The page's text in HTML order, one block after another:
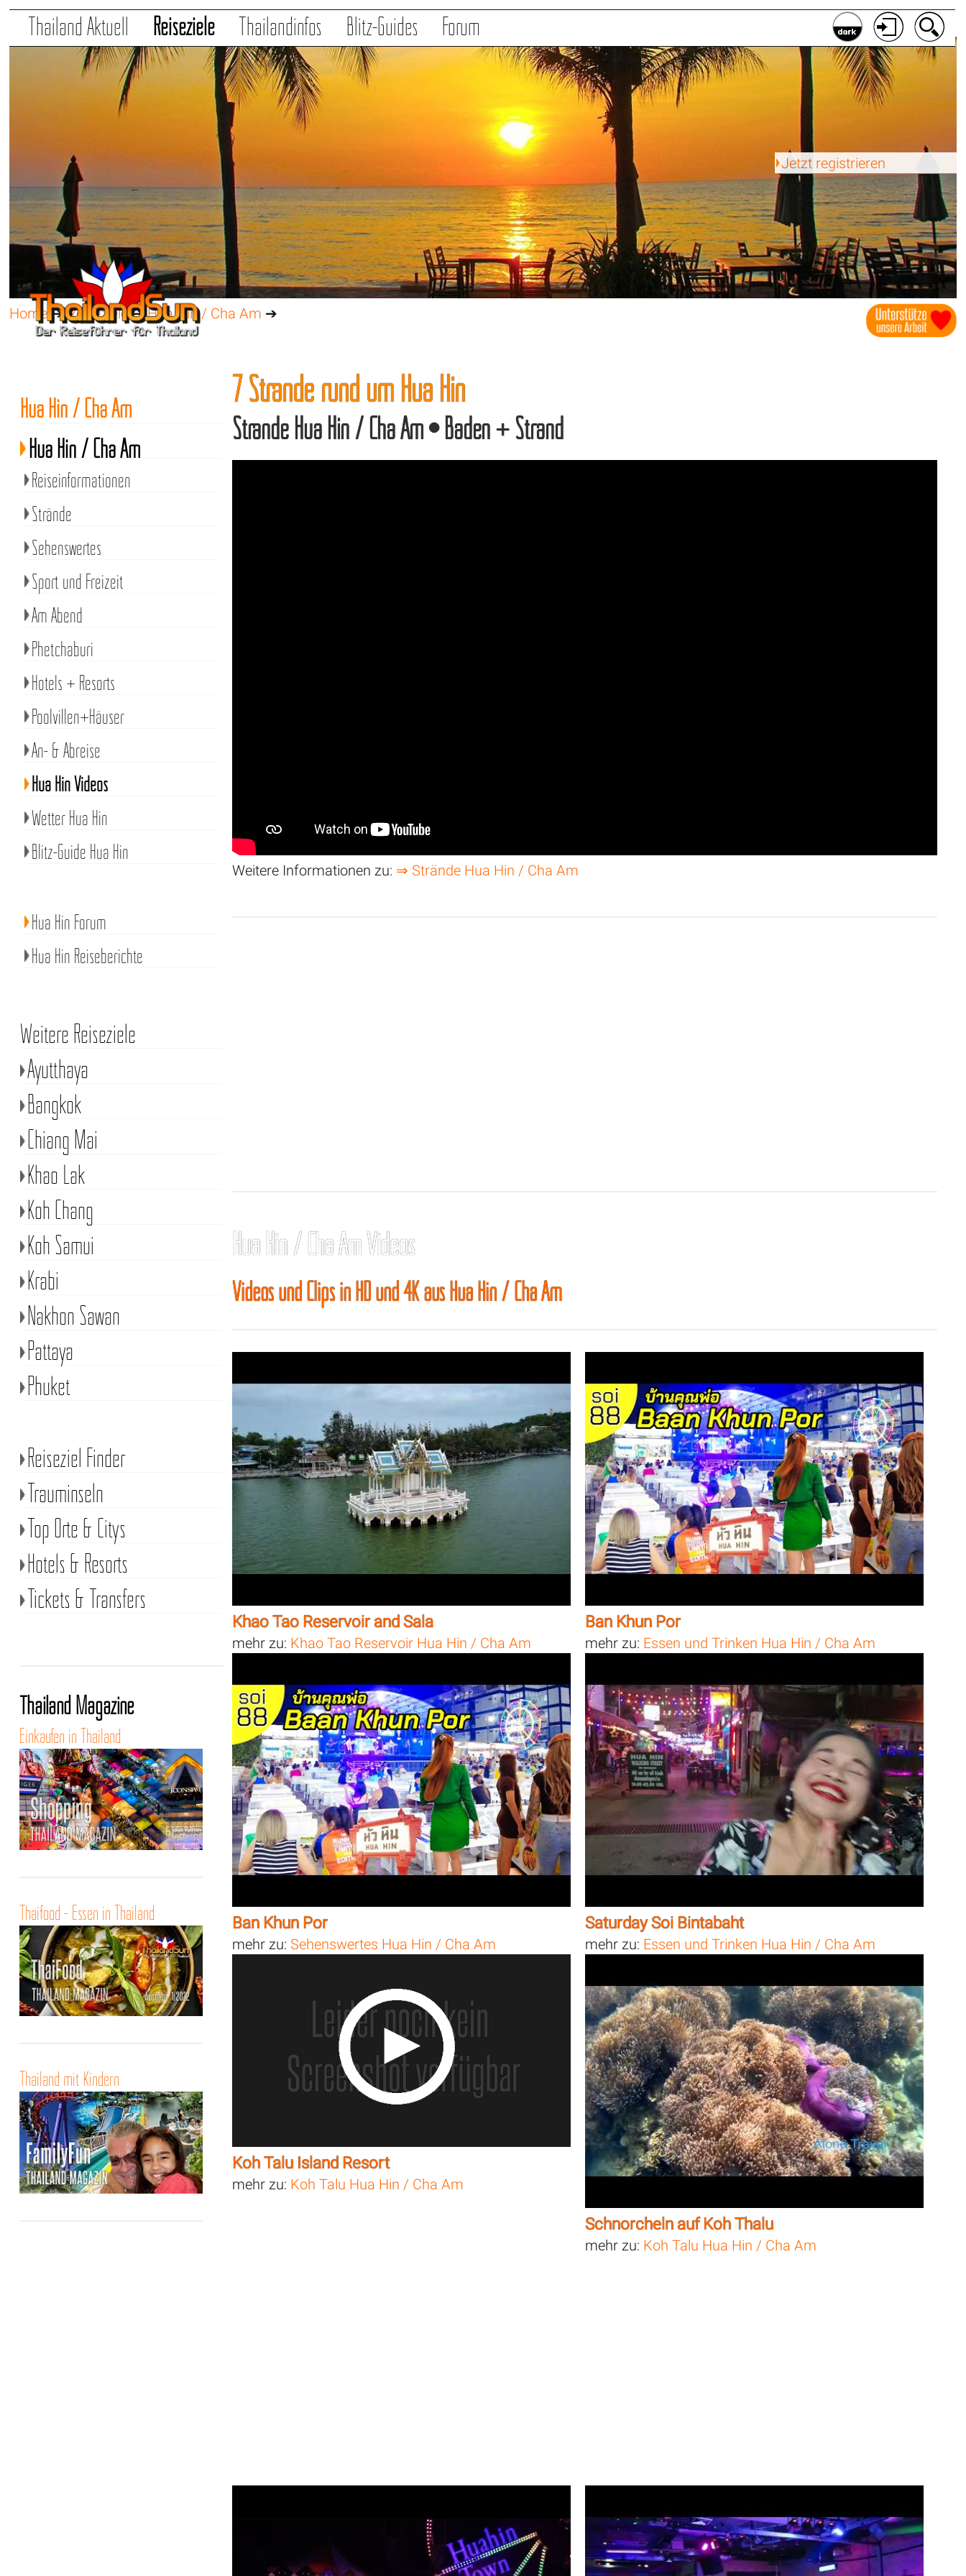
Thailand Aktuell Reiseziele Thailandinfos Blitz-Guides Forum
Jetzt registrieren
Home➔Reiseziele➔Hua Hin / Cha Am ➔
7 Strände rund um Hua Hin
Strände Hua Hin / Cha Am • Baden + Strand
Weitere Informationen zu: ⇒ Strände Hua Hin / Cha Am
Hua Hin / Cha Am Videos
Videos und Clips in HD und 4K aus Hua Hin / Cha Am
Khao Tao Reservoir and Sala
mehr zu: Khao Tao Reservoir Hua Hin / Cha Am
Ban Khun Por
mehr zu: Essen und Trinken Hua Hin / Cha Am
Ban Khun Por
mehr zu: Sehenswertes Hua Hin / Cha Am
Saturday Soi Bintabaht
mehr zu: Essen und Trinken Hua Hin / Cha Am
Koh Talu Island Resort
mehr zu: Koh Talu Hua Hin / Cha Am
Schnorcheln auf Koh Thalu
mehr zu: Koh Talu Hua Hin / Cha Am
Hua Hin / Cha Am
Hua Hin / Cha Am
Reiseinformationen
Strände
Sehenswertes
Sport und Freizeit
Am Abend
Phetchaburi
Hotels + Resorts
Poolvillen+Häuser
An- & Abreise
Hua Hin Videos
Wetter Hua Hin
Blitz-Guide Hua Hin
Hua Hin Forum
Hua Hin Reiseberichte
Weitere Reiseziele
Ayutthaya
Bangkok
Chiang Mai
Khao Lak
Koh Chang
Koh Samui
Krabi
Nakhon Sawan
Pattaya
Phuket
Reiseziel Finder
Trauminseln
Top Orte & Citys
Hotels & Resorts
Tickets & Transfers
Thailand Magazine
Einkaufen in Thailand
Thaifood - Essen in Thailand
Thailand mit Kindern